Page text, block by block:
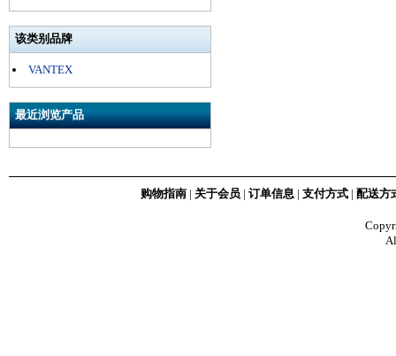
该类别品牌
VANTEX
最近浏览产品
购物指南 | 关于会员 | 订单信息 | 支付方式 | 配送方